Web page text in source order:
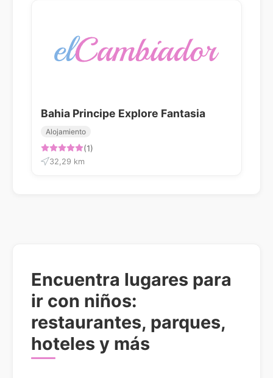
Bahia Principe Explore Fantasia
Alojamiento
(1)
32,29 km
Encuentra lugares para
ir con niños:
restaurantes, parques,
hoteles y más